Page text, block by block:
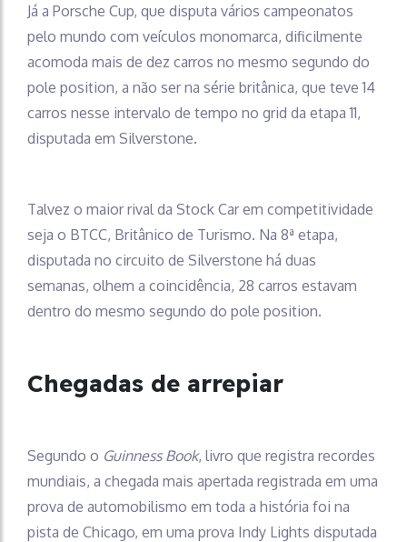
Já a Porsche Cup, que disputa vários campeonatos
pelo mundo com veículos monomarca, dificilmente
acomoda mais de dez carros no mesmo segundo do
pole position, a não ser na série britânica, que teve 14
carros nesse intervalo de tempo no grid da etapa 11,
disputada em Silverstone.
Talvez o maior rival da Stock Car em competitividade
seja o BTCC, Britânico de Turismo. Na 8ª etapa,
disputada no circuito de Silverstone há duas
semanas, olhem a coincidência, 28 carros estavam
dentro do mesmo segundo do pole position.
Chegadas de arrepiar
Segundo o Guinness Book, livro que registra recordes
mundiais, a chegada mais apertada registrada em uma
prova de automobilismo em toda a história foi na
pista de Chicago, em uma prova Indy Lights disputada